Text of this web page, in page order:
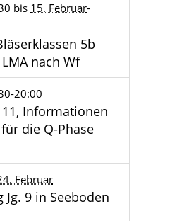
bis 15. Februar-
5b
nach Wf
-20:00
Informationen
die Q-Phase
Februar
Jg. 9 in Seeboden